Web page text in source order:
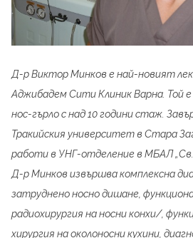
Д-р Виктор Минков е най-новият
Аджибадем Сити Клиник Варна. Той
нос-гърло с над 10 години стаж.
Тракийския университет в Стара
работи в УНГ-отделение в МБАЛ „Св.
Д-р Минков извършва комплексна
затруднено носно дишане,
радиохирургия на носни конхи/,
хирургия на околоносни кухини,